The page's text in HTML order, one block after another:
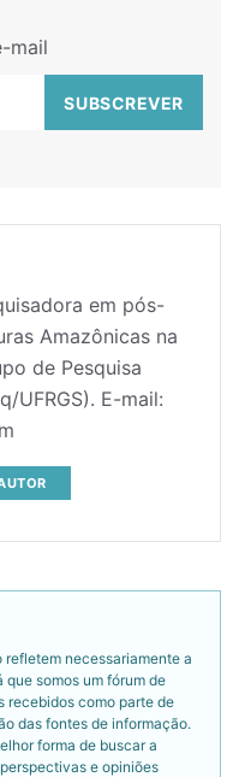
mail
em pós-
Amazônicas na
de Pesquisa
UFRGS). E-mail:
necessariamente a
somos um fórum de
recebidos como parte de
das fontes de informação.
forma de buscar a
e opiniões